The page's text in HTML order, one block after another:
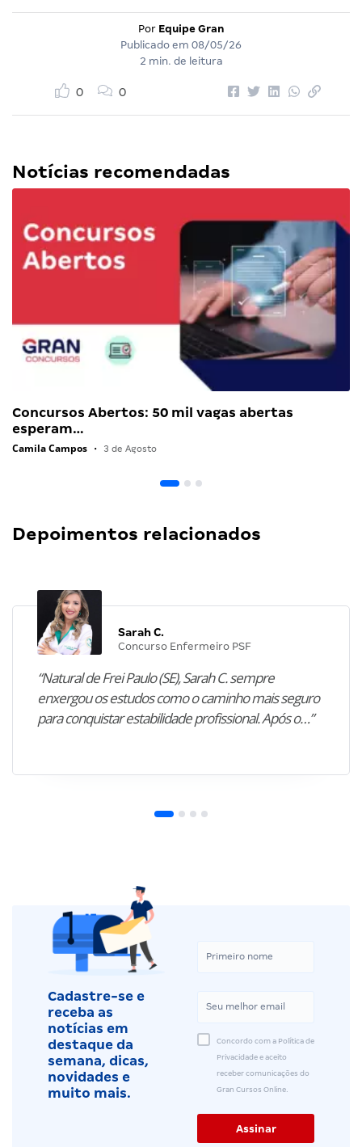
Por Equipe Gran
Publicado em 08/05/26
2 min. de leitura
0 0
Notícias recomendadas
Concursos Abertos: 50 mil vagas abertas
esperam…
Camila Campos • 3 de Agosto
Depoimentos relacionados
Sarah C.
Concurso Enfermeiro PSF
“Natural de Frei Paulo (SE), Sarah C. sempre
enxergou os estudos como o caminho mais seguro
para conquistar estabilidade profissional. Após o…”
Cadastre-se e
receba as
notícias em
destaque da
semana, dicas,
novidades e
muito mais.
Concordo com a Política de
Privacidade e aceito
receber comunicações do
Gran Cursos Online.